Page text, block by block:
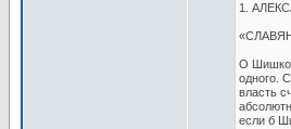
1.
О
одного.
власть
если б